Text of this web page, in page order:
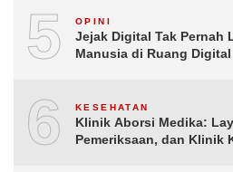
5 OPINI
Jejak Digital Tak Pernah
Manusia di Ruang Digital
6 KESEHATAN
Klinik Aborsi Medika:
Pemeriksaan, dan Klinik